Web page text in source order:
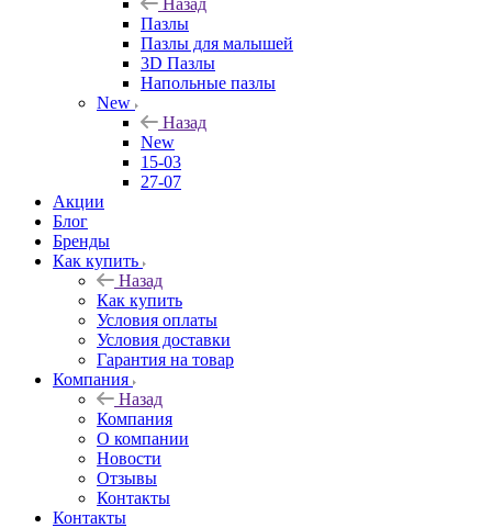
Назад
Пазлы
Пазлы для малышей
3D Пазлы
Напольные пазлы
New
Назад
New
15-03
27-07
Акции
Блог
Бренды
Как купить
Назад
Как купить
Условия оплаты
Условия доставки
Гарантия на товар
Компания
Назад
Компания
О компании
Новости
Отзывы
Контакты
Контакты